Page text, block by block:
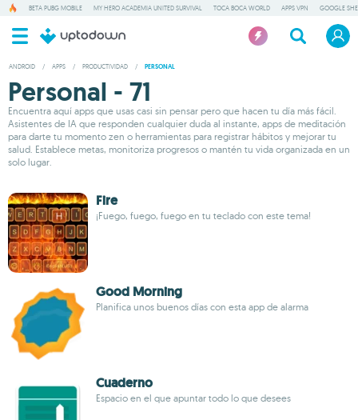
BETA PUBG MOBILE MY HERO ACADEMIA UNITED SURVIVAL TOCA BOCA WORLD APPS VPN GOOGLE
ANDROID / APPS / PRODUCTIVIDAD / PERSONAL
Personal - 71
Encuentra aquí apps que usas casi sin pensar pero que hacen tu día más fácil.
Asistentes de IA que responden cualquier duda al instante, apps de meditación
para darte tu momento zen o herramientas para registrar hábitos y mejorar tu
salud. Establece metas, monitoriza progresos o mantén tu vida organizada en un
solo lugar.
Fire
¡Fuego, fuego, fuego en tu teclado con este tema!
Good Morning
Planifica unos buenos días con esta app de alarma
Cuaderno
Espacio en el que apuntar todo lo que desees